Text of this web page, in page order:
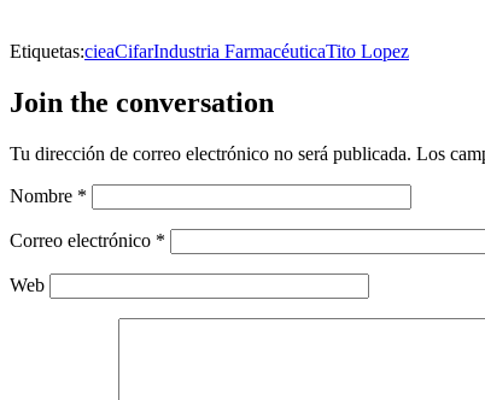
Etiquetas:cieaCifarIndustria FarmacéuticaTito Lopez
Join the conversation
Tu dirección de correo electrónico no será publicada. Los
Nombre *
Correo electrónico *
Web